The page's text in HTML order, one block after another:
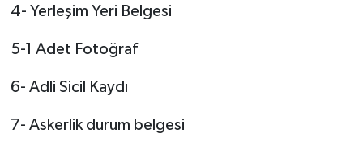
4- Yerleşim Yeri Belgesi
5-1 Adet Fotoğraf
6- Adli Sicil Kaydı
7- Askerlik durum belgesi